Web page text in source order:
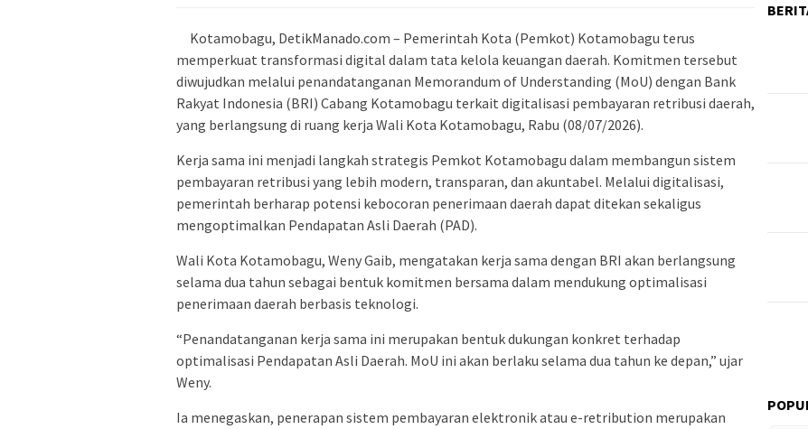
Kotamobagu, DetikManado.com – Pemerintah Kota (Pemkot) Kotamobagu terus
memperkuat transformasi digital dalam tata kelola keuangan daerah. Komitmen tersebut
diwujudkan melalui penandatanganan Memorandum of Understanding (MoU) dengan Bank
Rakyat Indonesia (BRI) Cabang Kotamobagu terkait digitalisasi pembayaran retribusi daerah,
yang berlangsung di ruang kerja Wali Kota Kotamobagu, Rabu (08/07/2026).
Kerja sama ini menjadi langkah strategis Pemkot Kotamobagu dalam membangun sistem
pembayaran retribusi yang lebih modern, transparan, dan akuntabel. Melalui digitalisasi,
pemerintah berharap potensi kebocoran penerimaan daerah dapat ditekan sekaligus
mengoptimalkan Pendapatan Asli Daerah (PAD).
Wali Kota Kotamobagu, Weny Gaib, mengatakan kerja sama dengan BRI akan berlangsung
selama dua tahun sebagai bentuk komitmen bersama dalam mendukung optimalisasi
penerimaan daerah berbasis teknologi.
“Penandatanganan kerja sama ini merupakan bentuk dukungan konkret terhadap
optimalisasi Pendapatan Asli Daerah. MoU ini akan berlaku selama dua tahun ke depan,” ujar
Weny.
Ia menegaskan, penerapan sistem pembayaran elektronik atau e-retribution merupakan